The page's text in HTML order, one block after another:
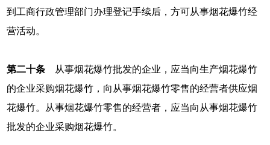
到工商行政管理部门办理登记手续后，方可从事烟花爆竹经
营活动。
第二十条 从事烟花爆竹批发的企业，应当向生产烟花爆竹
的企业采购烟花爆竹，向从事烟花爆竹零售的经营者供应烟
花爆竹。从事烟花爆竹零售的经营者，应当向从事烟花爆竹
批发的企业采购烟花爆竹。